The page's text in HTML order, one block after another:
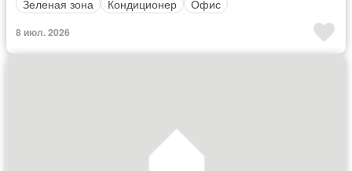
Зеленая зона
Кондиционер Офис
8 июл. 2026